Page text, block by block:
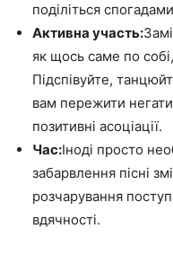
поділіться
Активна участь:
як щось саме по
Підспівуйте,
вам пережити
позитивні асоціації.
Час:Іноді просто
забарвлення пісні
розчарування
вдячності.